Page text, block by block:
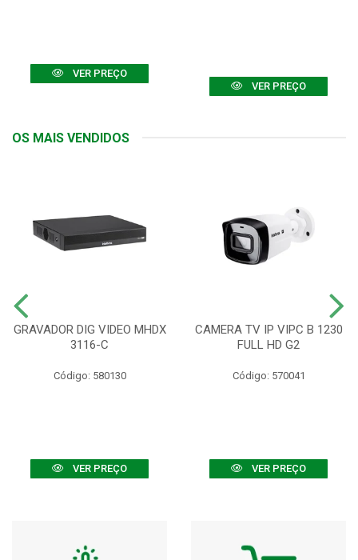
VER PREÇO
VER PREÇO
OS MAIS VENDIDOS
GRAVADOR DIG VIDEO MHDX
3116-C
Código: 580130
VER PREÇO
CAMERA TV IP VIPC B 1230
FULL HD G2
Código: 570041
VER PREÇO